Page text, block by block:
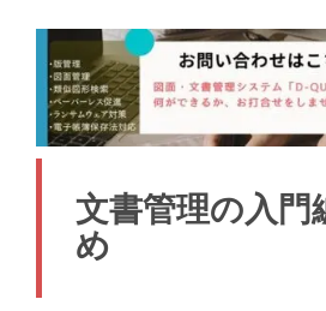
文書管理の入
め